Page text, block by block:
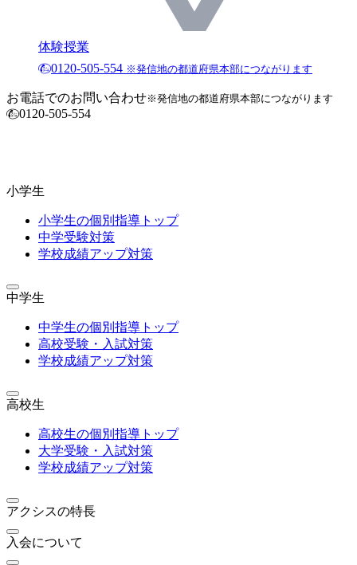
体験授業
0120-505-554 ※発信地の都道府県本部につながります
お電話でのお問い合わせ※発信地の都道府県本部につながります
0120-505-554
小学生
小学生の個別指導トップ
中学受験対策
学校成績アップ対策
中学生
中学生の個別指導トップ
高校受験・入試対策
学校成績アップ対策
高校生
高校生の個別指導トップ
大学受験・入試対策
学校成績アップ対策
アクシスの特長
入会について